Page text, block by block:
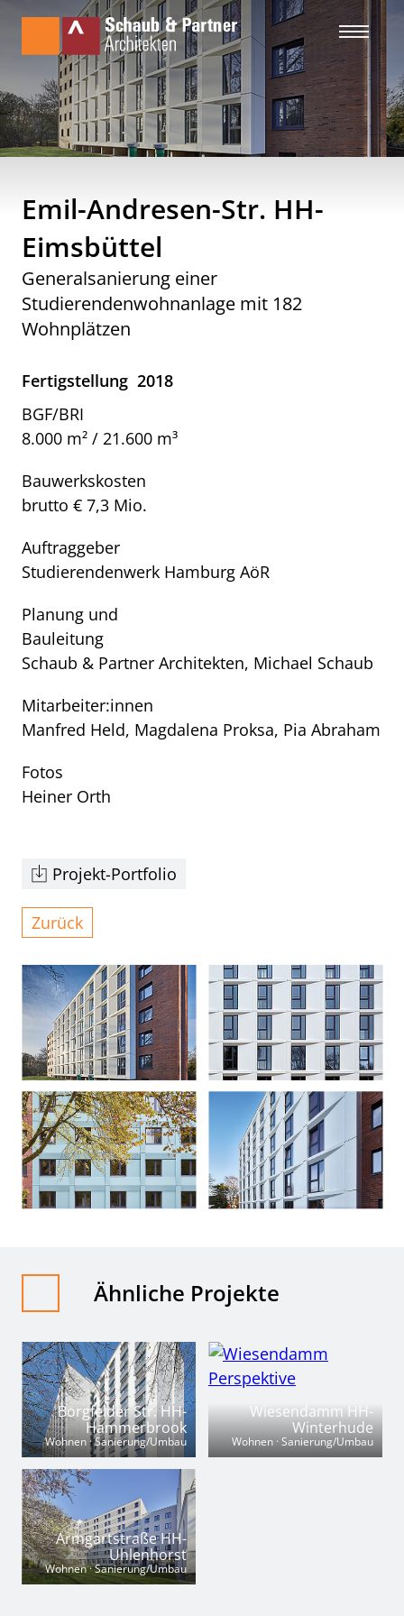
Emil-Andresen-Str. HH-
Eimsbüttel
Generalsanierung einer
Studierendenwohnanlage mit 182
Wohnplätzen
Fertigstellung 2018
BGF/BRI
8.000 m² / 21.600 m³
Bauwerkskosten
brutto € 7,3 Mio.
Auftraggeber
Studierendenwerk Hamburg AöR
Planung und
Bauleitung
Schaub & Partner Architekten, Michael Schaub
Mitarbeiter:innen
Manfred Held, Magdalena Proksa, Pia Abraham
Fotos
Heiner Orth
Projekt-Portfolio
Zurück
Ähnliche Projekte
Borgfelder Str. HH-
Hammerbrook
Wohnen · Sanierung/Umbau
Wiesendamm HH-
Winterhude
Wohnen · Sanierung/Umbau
Armgartstraße HH-
Uhlenhorst
Wohnen · Sanierung/Umbau